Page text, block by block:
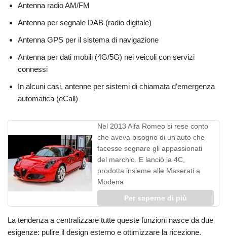
Antenna radio AM/FM
Antenna per segnale DAB (radio digitale)
Antenna GPS per il sistema di navigazione
Antenna per dati mobili (4G/5G) nei veicoli con servizi
connessi
In alcuni casi, antenne per sistemi di chiamata d’emergenza
automatica (eCall)
Nel 2013 Alfa Romeo si rese conto
che aveva bisogno di un'auto che
facesse sognare gli appassionati
del marchio. E lanciò la 4C,
prodotta insieme alle Maserati a
Modena
Per saperne di più
La tendenza a centralizzare tutte queste funzioni nasce da due
esigenze: pulire il design esterno e ottimizzare la ricezione.